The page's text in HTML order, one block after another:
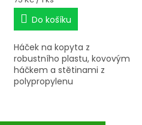
cena:
Do košíku
Háček na kopyta z
robustního plastu, kovovým
háčkem a stětinami z
polypropylenu